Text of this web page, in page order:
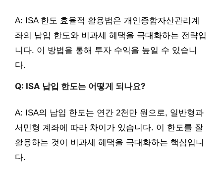
A: ISA 한도 효율적 활용법은 개인종합자산관리계
좌의 납입 한도와 비과세 혜택을 극대화하는 전략입
니다. 이 방법을 통해 투자 수익을 높일 수 있습니
다.
Q: ISA 납입 한도는 어떻게 되나요?
A: ISA의 납입 한도는 연간 2천만 원으로, 일반형과
서민형 계좌에 따라 차이가 있습니다. 이 한도를 잘
활용하는 것이 비과세 혜택을 극대화하는 핵심입니
다.